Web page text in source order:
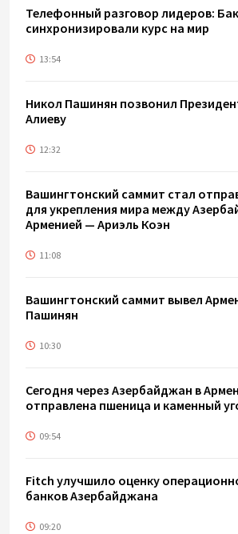
Телефонный разговор лидеров:
синхронизировали курс на мир
13:54
Никол Пашинян позвонил
Алиеву
12:32
Вашингтонский саммит стал
для укрепления мира между
Арменией — Ариэль Коэн
11:08
Вашингтонский саммит вывел
Пашинян
10:30
Сегодня через Азербайджан в
отправлена пшеница и каменный
09:54
Fitch улучшило оценку
банков Азербайджана
09:20